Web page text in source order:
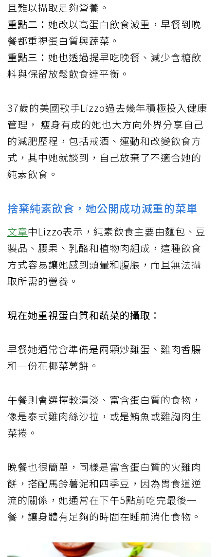
且難以攝取足夠營養。
重點二： 她改以高蛋白飲食減重，早餐到晚
餐都重視蛋白質與蔬菜。
重點三： 她也透過提早吃晚餐、減少含糖飲
料與保留放鬆飲食達平衡。
37歲的美國歌手Lizzo過去幾年積極投入健康
管理， 瘦身有成的她也大方向外界分享自己
的減肥歷程，包括戒酒、運動和改變飲食方
式，其中她就談到，自己放棄了不適合她的
純素飲食。
捨棄純素飲食，她公開成功減重的菜單
文章中Lizzo表示，純素飲食主要由麵包、豆
製品、腰果、乳酪和植物肉組成，這種飲食
方式容易讓她感到頭暈和腹脹，而且無法攝
取所需的營養。
現在她重視蛋白質和蔬菜的攝取：
早餐她通常會準備是兩顆炒雞蛋、雞肉香腸
和一份花椰菜薯餅。
午餐則會選擇較清淡、富含蛋白質的食物，
像是泰式雞肉絲沙拉，或是鮪魚或雞胸肉生
菜捲。
晚餐也很簡單，同樣是富含蛋白質的火雞肉
餅，搭配馬鈴薯泥和四季豆，因為胃食道逆
流的關係，她通常在下午5點前吃完最後一
餐，讓身體有足夠的時間在睡前消化食物。